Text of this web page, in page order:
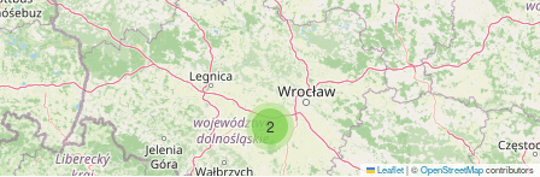
2
Leaflet|©OpenStreetMapcontributors